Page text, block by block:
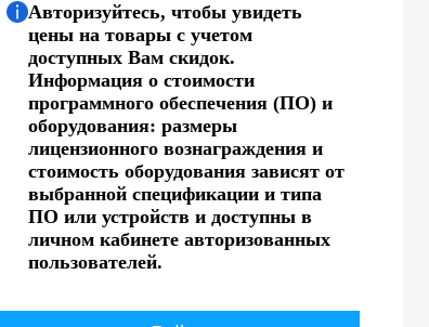
Авторизуйтесь, чтобы увидеть
цены на товары с учетом
доступных Вам скидок.
Информация о стоимости
программного обеспечения (ПО) и
оборудования: размеры
лицензионного вознаграждения и
стоимость оборудования зависят от
выбранной спецификации и типа
ПО или устройств и доступны в
личном кабинете авторизованных
пользователей.